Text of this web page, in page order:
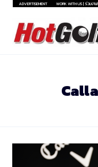
Skip
content
ADVERTISEMENT WORK WITH US | ร่วมงาน